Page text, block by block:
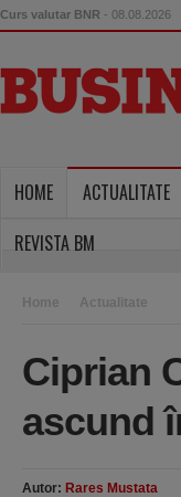
Curs valutar BNR - 08.08.2026
HOME ACTUALITATE
REVISTA BM
Home Actualitate
Ciprian
ascund
Autor: Rares Mustata